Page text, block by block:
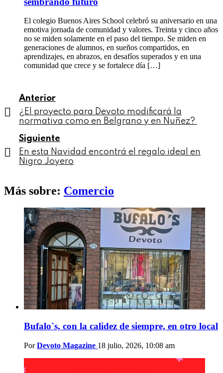
El colegio Buenos Aires School celebró su aniversario en una
emotiva jornada de comunidad y valores. Treinta y cinco años
no se miden solamente en el paso del tiempo. Se miden en
generaciones de alumnos, en sueños compartidos, en
aprendizajes, en abrazos, en desafíos superados y en una
comunidad que crece y se fortalece día […]
more
Anterior
¿El proyecto para Devoto modificará la
normativa como en Belgrano y en Nuñez?
Siguiente
En esta Navidad encontrá el regalo ideal en
Nigro Joyero
Más sobre: Comercio
Bufalo`s, con la calidez de siempre, en otro local
Por Devoto Magazine 18 julio, 2026, 10:08 am